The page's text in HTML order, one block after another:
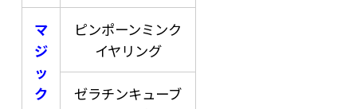
マ
ジ
ッ
ク
ピンポーンミンク
イヤリング
ゼラチンキューブ